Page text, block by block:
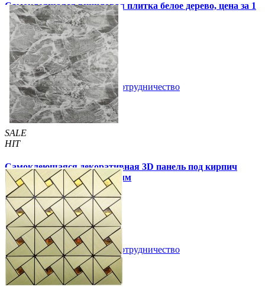
Самоклеящаяся виниловая плитка белое дерево, цена за 1
шт. (СВП-015)
57 грн. 115 грн.
Купить В закладки Сотрудничество
SALE
HIT
Самоклеющаяся декоративная 3D панель под кирпич
черный мрамор 700x770x3мм
59 грн./шт 160 грн./шт
Купить В закладки Сотрудничество